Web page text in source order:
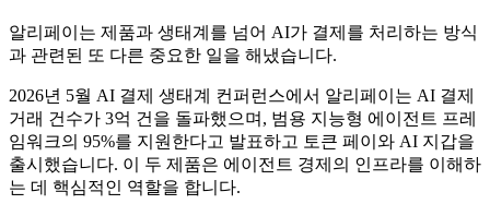
알리페이는 제품과 생태계를 넘어 AI가 결제를 처리하는 방식
과 관련된 또 다른 중요한 일을 해냈습니다.
2026년 5월 AI 결제 생태계 컨퍼런스에서 알리페이는 AI 결제
거래 건수가 3억 건을 돌파했으며, 범용 지능형 에이전트 프레
임워크의 95%를 지원한다고 발표하고 토큰 페이와 AI 지갑을
출시했습니다. 이 두 제품은 에이전트 경제의 인프라를 이해하
는 데 핵심적인 역할을 합니다.